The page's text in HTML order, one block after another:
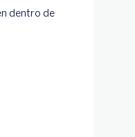
dentro de